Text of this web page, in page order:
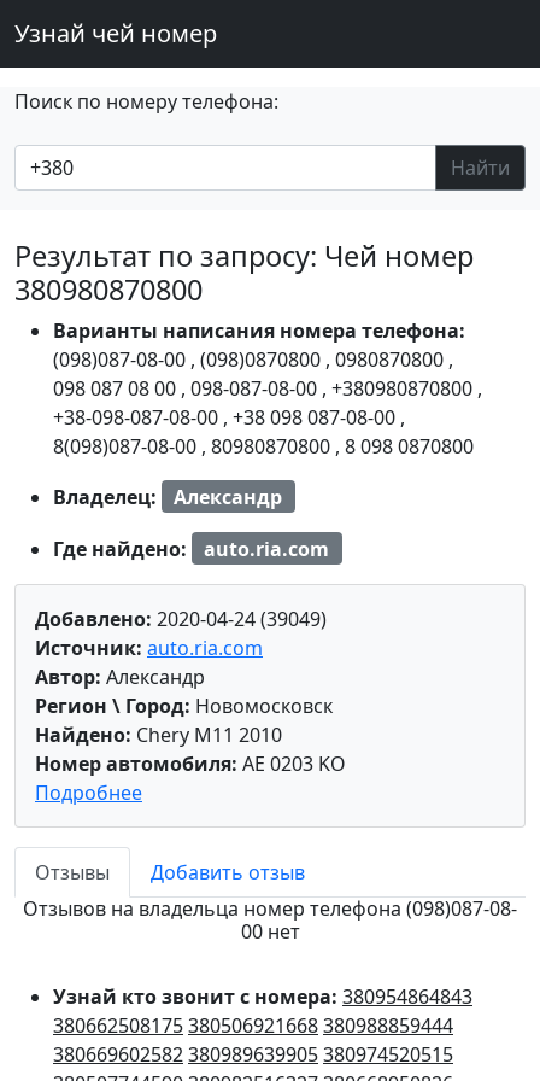
Узнай чей номер
Поиск по номеру телефона:
Найти
Результат по запросу: Чей номер
380980870800
Варианты написания номера телефона:
(098)087-08-00 , (098)0870800 , 0980870800 ,
098 087 08 00 , 098-087-08-00 , +380980870800 ,
+38-098-087-08-00 , +38 098 087-08-00 ,
8(098)087-08-00 , 80980870800 , 8 098 0870800
Владелец:
Александр
Где найдено:
auto.ria.com
Добавлено: 2020-04-24 (39049)
Источник: auto.ria.com
Автор: Александр
Регион \ Город: Новомосковск
Найдено: Chery M11 2010
Номер автомобиля: AE 0203 KO
Подробнее
Отзывы
Добавить отзыв
Отзывов на владельца номер телефона (098)087-08-
00 нет
Узнай кто звонит с номера: 380954864843
380662508175380506921668380988859444
380669602582380989639905380974520515